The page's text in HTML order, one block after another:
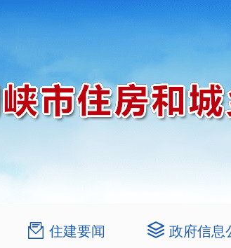
住建要闻 政府信息